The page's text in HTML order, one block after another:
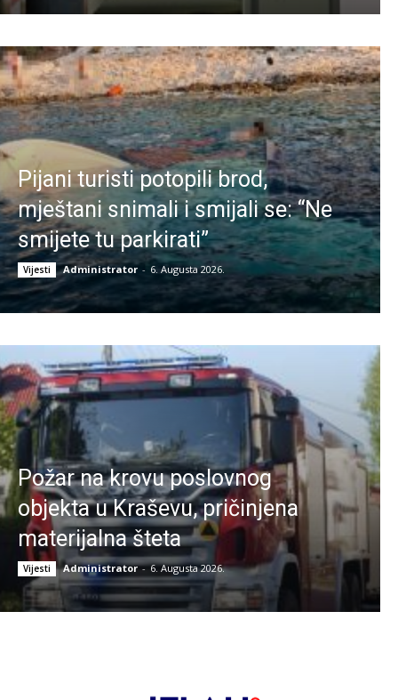
Pijani turisti potopili brod,
mještani snimali i smijali se: “Ne
smijete tu parkirati”
Vijesti Administrator - 6. Augusta 2026.
Požar na krovu poslovnog
objekta u Kraševu, pričinjena
materijalna šteta
Vijesti Administrator - 6. Augusta 2026.